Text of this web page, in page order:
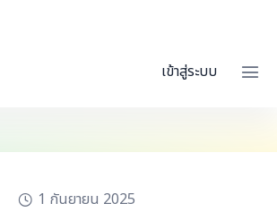
เข้าสู่ระบบ
1 กันยายน 2025